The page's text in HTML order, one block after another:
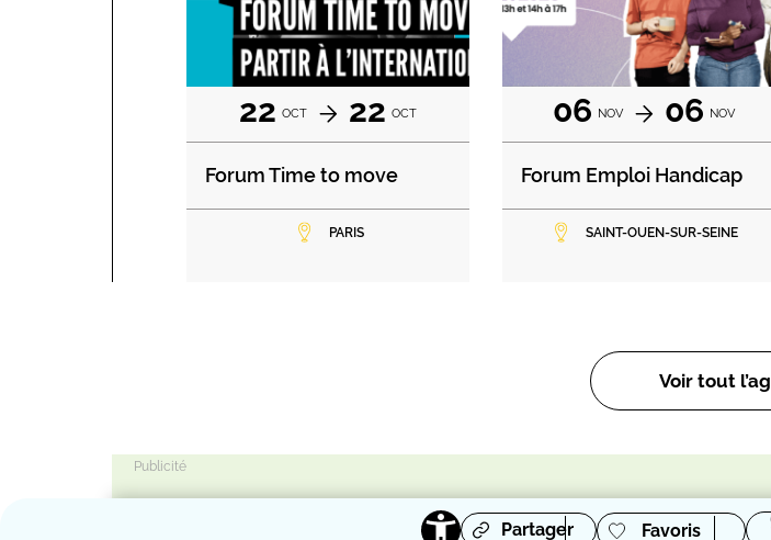
22 OCT 22 OCT
Forum Time to move
PARIS
06 NOV 06 NOV
Forum Emploi Handicap
SAINT-OUEN-SUR-SEINE
Voir tout
Partager Favoris